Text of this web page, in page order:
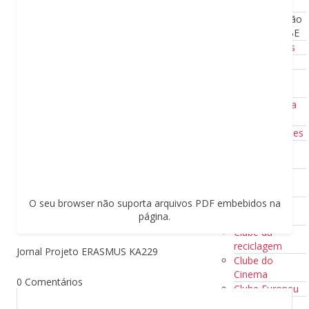
Formação
com a BE
Tutoriais
Clube “Ciência
Clube das Artes
Clube do
Clube da
reciclagem
Clube do
Cinema
Clube Europeu
O seu browser não suporta arquivos PDF embebidos na
página.
Jornal Projeto ERASMUS KA229
0 Comentários